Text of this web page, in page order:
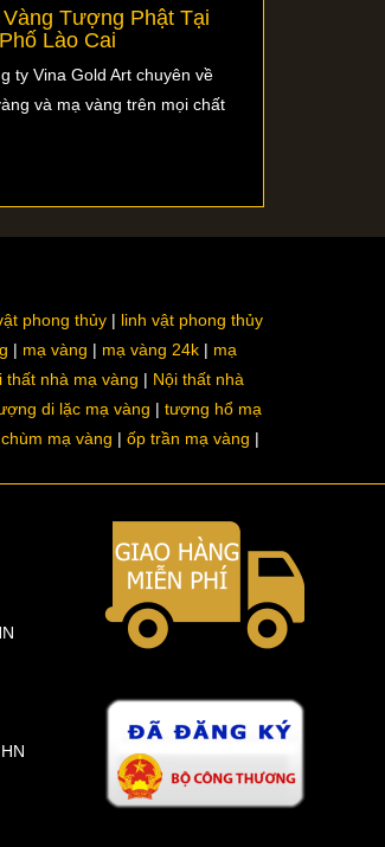
Tượng Phật Tại
Lào Cai
ty Vina Gold Art chuyên về
và mạ vàng trên mọi chất
phong thủy
linh vật phong thủy
mạ vàng mạ vàng 24k
mạ
thất nhà mạ vàng
Nội thất nhà
di lặc mạ vàng
tượng hổ mạ
mạ vàng ốp trần mạ vàng